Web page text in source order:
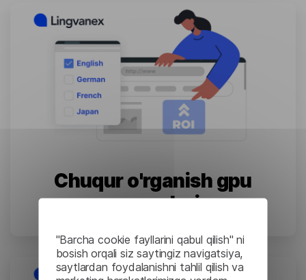
"Barcha cookie fayllarini qabul qilish" ni
bosish orqali siz saytingiz navigatsiya,
saytlardan foydalanishni tahlil qilish va
Chuqur o'rganish gpu
mezonlari